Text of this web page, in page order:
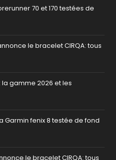
70 et 170 testées de
le bracelet CIRQA: tous
la gamme 2026 et les
Garmin fenix 8 testée de fond
le bracelet CIRQA: tous